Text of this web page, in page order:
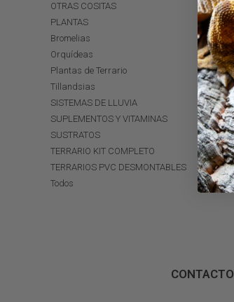
OTRAS COSITAS
PLANTAS
Bromelias
Orquídeas
Plantas de Terrario
Tillandsias
SISTEMAS DE LLUVIA
SUPLEMENTOS Y VITAMINAS
SUSTRATOS
TERRARIO KIT COMPLETO
TERRARIOS PVC DESMONTABLES
Todos
CONTACTO